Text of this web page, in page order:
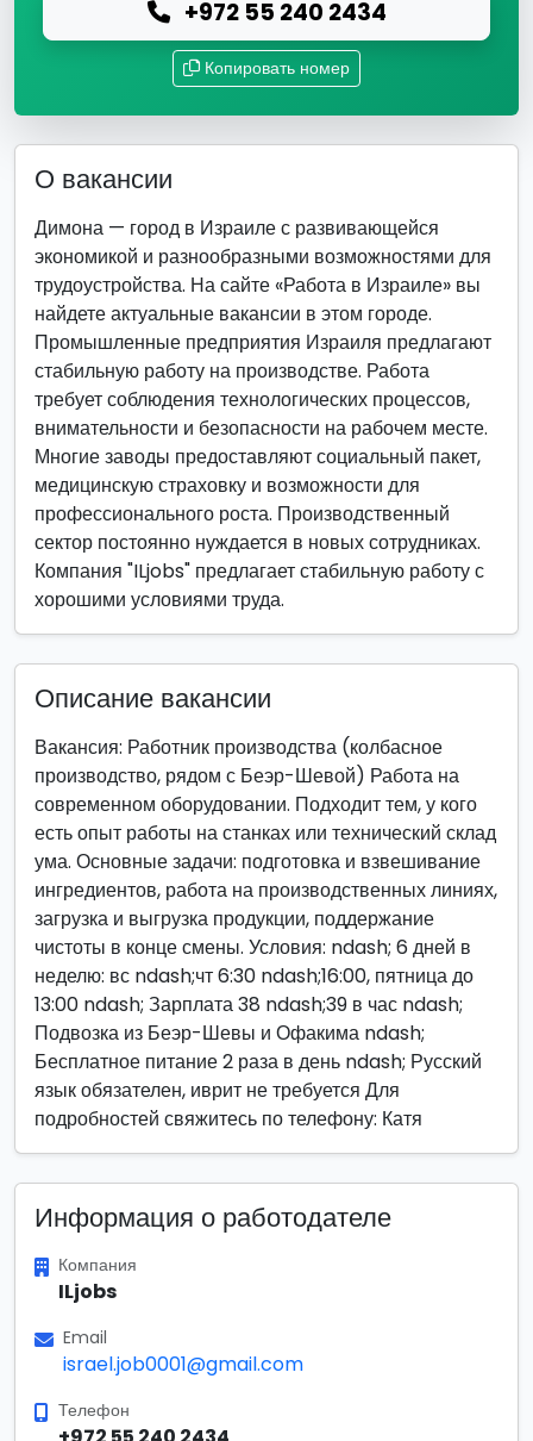
+972 55 240 2434
Копировать номер
О вакансии
Димона — город в Израиле с развивающейся
экономикой и разнообразными возможностями для
трудоустройства. На сайте «Работа в Израиле» вы
найдете актуальные вакансии в этом городе.
Промышленные предприятия Израиля предлагают
стабильную работу на производстве. Работа
требует соблюдения технологических процессов,
внимательности и безопасности на рабочем месте.
Многие заводы предоставляют социальный пакет,
медицинскую страховку и возможности для
профессионального роста. Производственный
сектор постоянно нуждается в новых сотрудниках.
Компания "ILjobs" предлагает стабильную работу с
хорошими условиями труда.
Описание вакансии
Вакансия: Работник производства (колбасное
производство, рядом с Беэр-Шевой) Работа на
современном оборудовании. Подходит тем, у кого
есть опыт работы на станках или технический склад
ума. Основные задачи: подготовка и взвешивание
ингредиентов, работа на производственных линиях,
загрузка и выгрузка продукции, поддержание
чистоты в конце смены. Условия: ndash; 6 дней в
неделю: вс ndash;чт 6:30 ndash;16:00, пятница до
13:00 ndash; Зарплата 38 ndash;39 в час ndash;
Подвозка из Беэр-Шевы и Офакима ndash;
Бесплатное питание 2 раза в день ndash; Русский
язык обязателен, иврит не требуется Для
подробностей свяжитесь по телефону: Катя
Информация о работодателе
Компания
ILjobs
Email
israel.job0001@gmail.com
Телефон